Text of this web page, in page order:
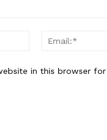
Name:*
in this browser